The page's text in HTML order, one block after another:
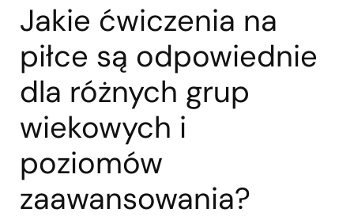
Jakie ćwiczenia na
piłce są odpowiednie
dla różnych grup
wiekowych i
poziomów
zaawansowania?